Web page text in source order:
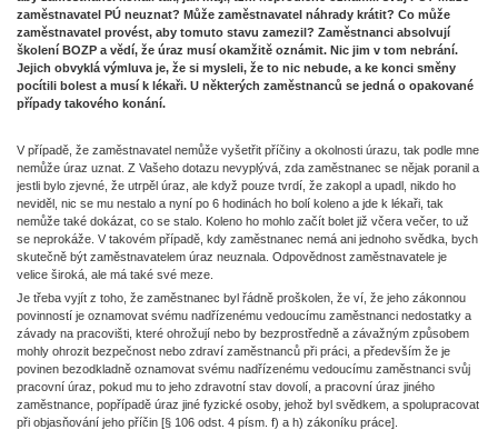
zaměstnavatel PÚ neuznat? Může zaměstnavatel náhrady krátit? Co může
zaměstnavatel provést, aby tomuto stavu zamezil? Zaměstnanci absolvují
školení BOZP a vědí, že úraz musí okamžitě oznámit. Nic jim v tom nebrání.
Jejich obvyklá výmluva je, že si mysleli, že to nic nebude, a ke konci směny
pocítili bolest a musí k lékaři. U některých zaměstnanců se jedná o opakované
případy takového konání.
V případě, že zaměstnavatel nemůže vyšetřit příčiny a okolnosti úrazu, tak podle mne
nemůže úraz uznat. Z Vašeho dotazu nevyplývá, zda zaměstnanec se nějak poranil a
jestli bylo zjevné, že utrpěl úraz, ale když pouze tvrdí, že zakopl a upadl, nikdo ho
neviděl, nic se mu nestalo a nyní po 6 hodinách ho bolí koleno a jde k lékaři, tak
nemůže také dokázat, co se stalo. Koleno ho mohlo začít bolet již včera večer, to už
se neprokáže. V takovém případě, kdy zaměstnanec nemá ani jednoho svědka, bych
skutečně být zaměstnavatelem úraz neuznala. Odpovědnost zaměstnavatele je
velice široká, ale má také své meze.
Je třeba vyjít z toho, že zaměstnanec byl řádně proškolen, že ví, že jeho zákonnou
povinností je oznamovat svému nadřízenému vedoucímu zaměstnanci nedostatky a
závady na pracovišti, které ohrožují nebo by bezprostředně a závažným způsobem
mohly ohrozit bezpečnost nebo zdraví zaměstnanců při práci, a především že je
povinen bezodkladně oznamovat svému nadřízenému vedoucímu zaměstnanci svůj
pracovní úraz, pokud mu to jeho zdravotní stav dovolí, a pracovní úraz jiného
zaměstnance, popřípadě úraz jiné fyzické osoby, jehož byl svědkem, a spolupracovat
při objasňování jeho příčin [§ 106 odst. 4 písm. f) a h) zákoníku práce].